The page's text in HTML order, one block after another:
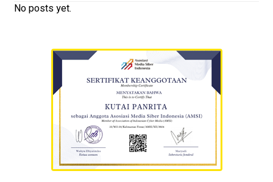
No posts yet.